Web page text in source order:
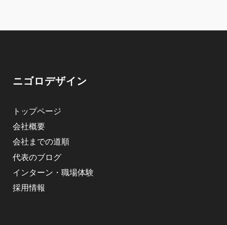
ニゴロデザイン
トップページ
会社概要
会社までの道順
代表のブログ
インターン・職場体験
採用情報